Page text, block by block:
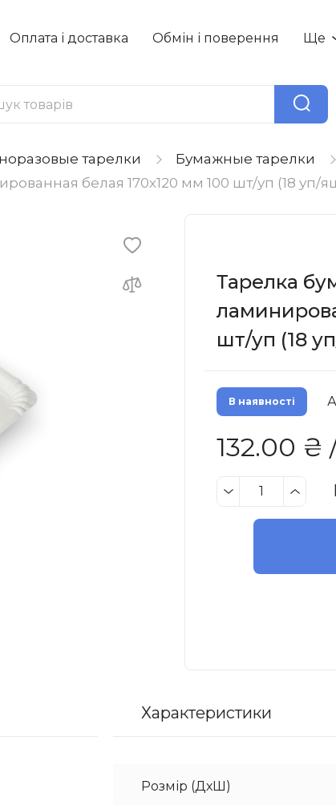
Оплата і доставка Обмін і поверення Ще
тарелки
Бумажные тарелки
белая 170х120 мм 100 шт/уп (18 уп/
Тарелка
шт/уп (18
В наявності
132.00 ₴
Характеристики
Розмір (ДхШ)